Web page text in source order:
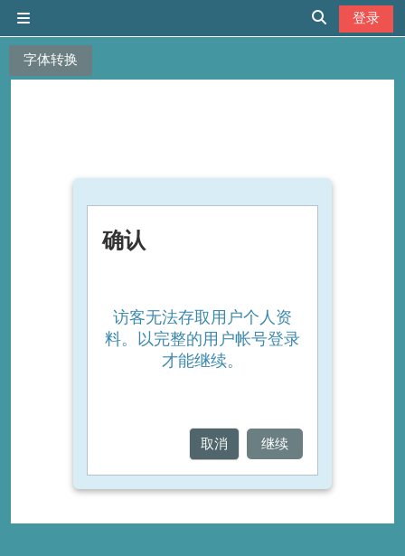
字体转换
切换搜索输入
登录
确认
访客无法存取用户个人资
料。以完整的用户帐号登录
才能继续。
取消 继续